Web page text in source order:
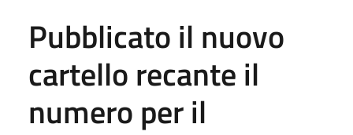
Pubblicato il nuovo
cartello recante il
numero per il